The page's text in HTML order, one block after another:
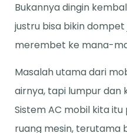
Bukannya dingin
justru bisa bikin
merembet ke mana-
Masalah utama dari
airnya, tapi lumpur dan
Sistem AC mobil kita
ruang mesin, terutama